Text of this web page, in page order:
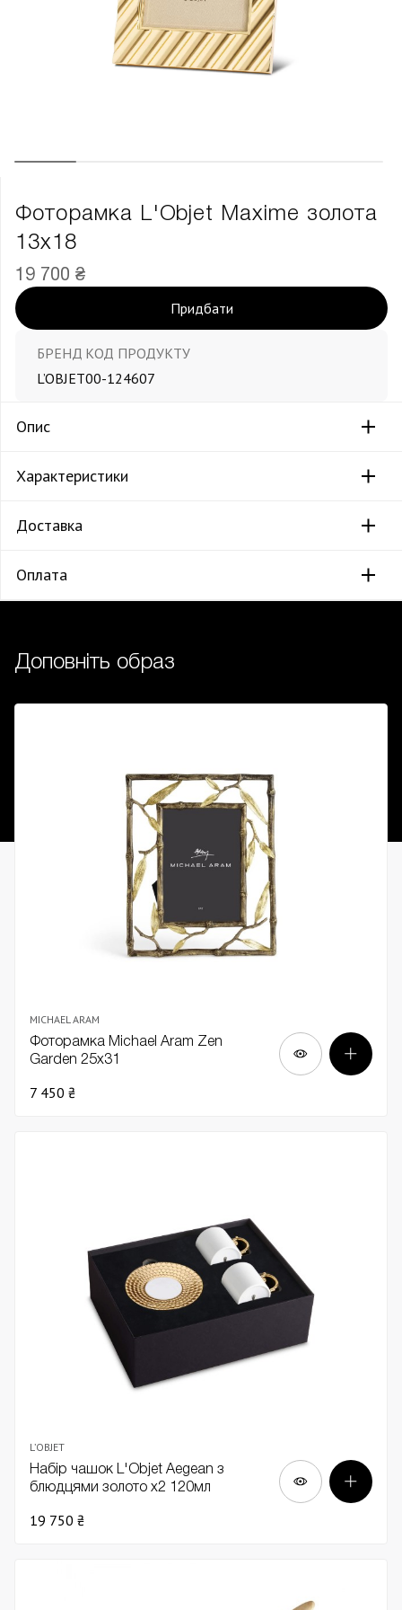
Фоторамка L'Objet Maxime золота
13х18
19 700 ₴
Придбати
БРЕНД
L’OBJET
КОД ПРОДУКТУ
00-124607
Опис
Характеристики
Доставка
Оплата
Доповніть образ
MICHAEL ARAM
Фоторамка Michael Aram Zen
Garden 25х31
7 450 ₴
L’OBJET
Набір чашок L'Objet Aegean з
блюдцями золото х2 120мл
19 750 ₴